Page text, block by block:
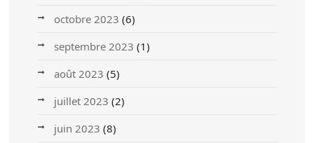
octobre 2023 (6)
septembre 2023 (1)
août 2023 (5)
juillet 2023 (2)
juin 2023 (8)